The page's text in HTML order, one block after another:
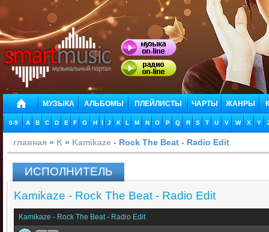
МУЗЫКА АЛЬБОМЫ ПЛЕЙЛИСТЫ ЧАРТЫ ЖАНРЫ
0-9 A B C D E F G H I J K L M N O P Q R S T U V W X Y
главная » K » Kamikaze - Rock The Beat - Radio Edit
ИСПОЛНИТЕЛЬ
Kamikaze - Rock The Beat - Radio Edit
Kamikaze - Rock The Beat - Radio Edit